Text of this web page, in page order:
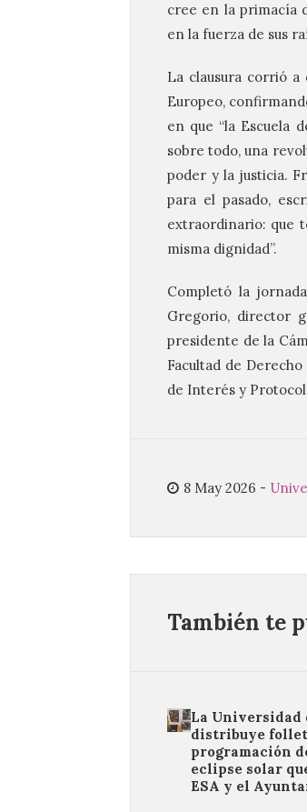
cree en la primacía
en la fuerza de sus
La clausura corrió
Europeo,
en que “la Escuela
sobre todo, una
poder y la justicia.
para el pasado,
extraordinario: que
misma dignidad”.
Completó la
Gregorio, director
presidente de la
Facultad de
de Interés y
8 May 2026 -
También te
La Universidad
distribuye
programación
eclipse solar
ESA y el